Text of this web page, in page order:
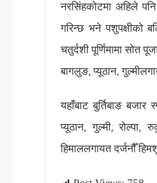
नरसिंहकोटमा अहिले
गरिन्छ भने पशुपक्षीको
चतुर्दशी पूर्णिमामा सोत
बागलुङ, प्यूठान,
यहाँबाट बुर्तिबाङ
प्यूठान, गुल्मी, रोल्पा,
हिमाललगायत दर्जनौँ